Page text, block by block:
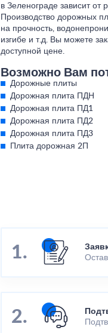
в Зеленограде зависит от
Производство дорожных
на прочность,
изгибе и т.д. Вы можете
доступной цене.
Возможно Вам
Дорожные плиты
Дорожная плита ПДН
Дорожная плита ПД1
Дорожная плита ПД2
Дорожная плита ПД3
Плита дорожная 2П